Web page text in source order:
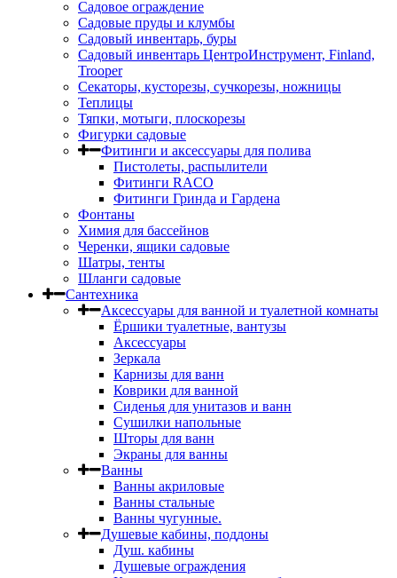
Садовое ограждение
Садовые пруды и клумбы
Садовый инвентарь, буры
Садовый инвентарь ЦентроИнструмент, Finland,
Trooper
Секаторы, кусторезы, сучкорезы, ножницы
Теплицы
Тяпки, мотыги, плоскорезы
Фигурки садовые
Фитинги и аксессуары для полива
Пистолеты, распылители
Фитинги RACO
Фитинги Гринда и Гардена
Фонтаны
Химия для бассейнов
Черенки, ящики садовые
Шатры, тенты
Шланги садовые
Сантехника
Аксессуары для ванной и туалетной комнаты
Ёршики туалетные, вантузы
Аксессуары
Зеркала
Карнизы для ванн
Коврики для ванной
Сиденья для унитазов и ванн
Сушилки напольные
Шторы для ванн
Экраны для ванны
Ванны
Ванны акриловые
Ванны стальные
Ванны чугунные.
Душевые кабины, поддоны
Душ. кабины
Душевые ограждения